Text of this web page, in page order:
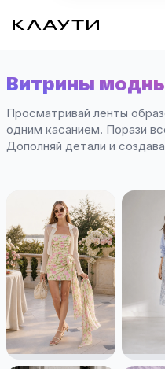
Витрины
Просматривай ленты
одним касанием. Порази
Дополняй детали и